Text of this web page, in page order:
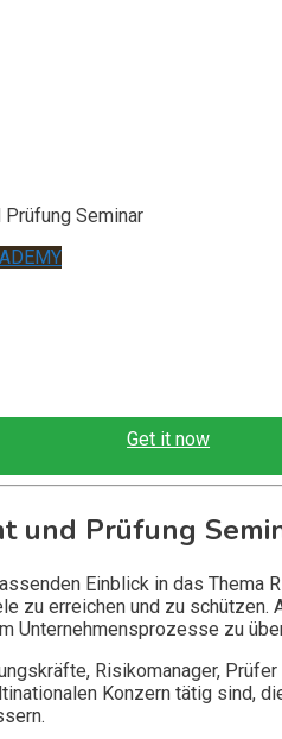
Seminar
Get it now
und Prüfung
Einblick in das Thema
zu erreichen und zu
Unternehmensprozesse zu
Risikomanager,
Konzern tätig sind,